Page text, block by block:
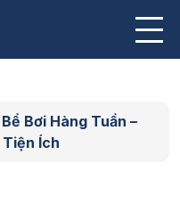
Bơi Hàng Tuần –
Ích